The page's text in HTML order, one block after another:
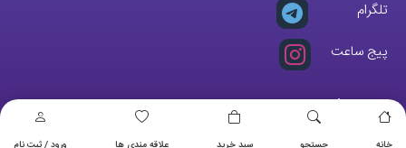
تلگرام
پیج ساعت
مجوزها